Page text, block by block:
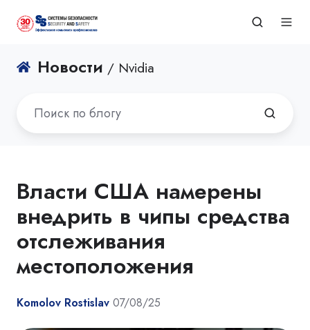
Новости / Nvidia
Власти США намерены
внедрить в чипы средства
отслеживания
местоположения
Komolov Rostislav 07/08/25